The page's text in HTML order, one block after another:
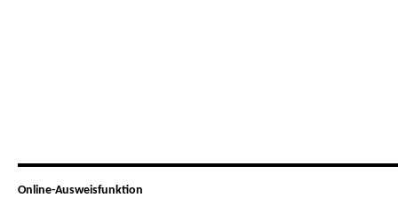
Online-Ausweisfunktion